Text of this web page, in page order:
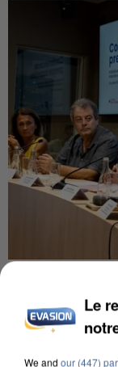
INCENDIES :
Le
We and our (447)